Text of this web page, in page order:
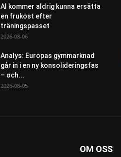
AI kommer aldrig kunna ersätta
en frukost efter
träningspasset
2026-08-06
Analys: Europas gymmarknad
går in i en ny konsolideringsfas
– och...
2026-08-05
OM OSS